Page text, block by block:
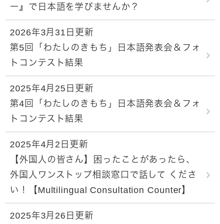
ー』で日本語を学びませんか？
2026年3月31日更新
第5回「わたしのきもち」日本語発表会＆フォ
トコンテスト結果
2025年4月25日更新
第4回「わたしのきもち」日本語発表会＆フォ
トコンテスト結果
2025年4月2日更新
【外国人の皆さん】困ったことがあったら、
外国人ワンストップ相談窓口で話して くださ
い！【Multilingual Consultation Counter】
2025年3月26日更新